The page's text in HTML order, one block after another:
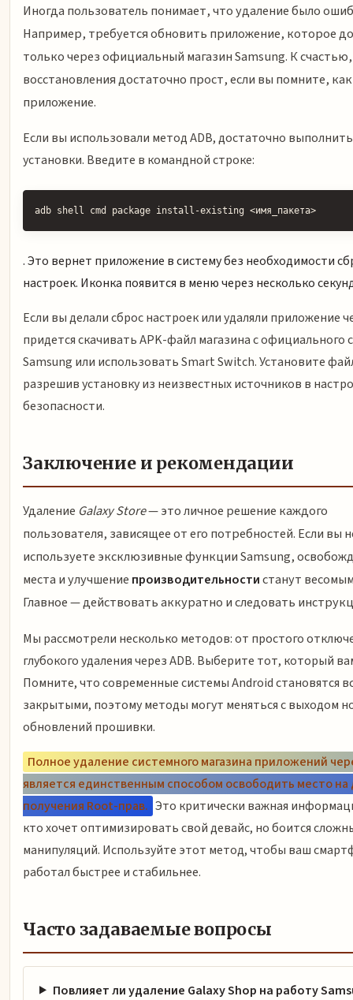
Иногда пользователь понимает, что удаление было
Например, требуется обновить приложение, которое
только через официальный магазин Samsung. К
восстановления достаточно прост, если вы помните,
приложение.
Если вы использовали метод ADB, достаточно
установки. Введите в командной строке:
adb shell cmd package install-existing <имя_пакета>
. Это вернет приложение в систему без необходимости
настроек. Иконка появится в меню через несколько
Если вы делали сброс настроек или удаляли приложение
придется скачивать APK-файл магазина с официального
Samsung или использовать Smart Switch. Установите
разрешив установку из неизвестных источников в
безопасности.
Заключение и рекомендации
Удаление Galaxy Store— это личное решение каждого
пользователя, зависящее от его потребностей. Если вы
используете эксклюзивные функции Samsung,
места и улучшение производительностистанут
Главное — действовать аккуратно и следовать
Мы рассмотрели несколько методов: от простого
глубокого удаления через ADB. Выберите тот, который
Помните, что современные системы Android становятся
закрытыми, поэтому методы могут меняться с выходом
обновлений прошивки.
Полное удаление системного магазина приложений
является единственным способом освободить место на
получения Root-прав. Это критически важная
кто хочет оптимизировать свой девайс, но боится
манипуляций. Используйте этот метод, чтобы ваш
работал быстрее и стабильнее.
Часто задаваемые вопросы
Повлияет ли удаление Galaxy Shop на работу